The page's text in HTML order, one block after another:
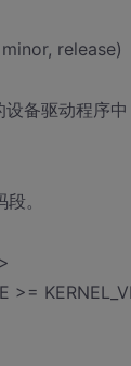
release)
备驱动程序
。
>=